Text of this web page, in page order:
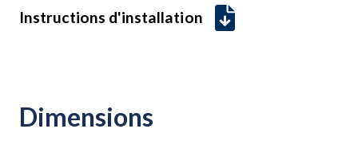
Instructions d'installation
Dimensions